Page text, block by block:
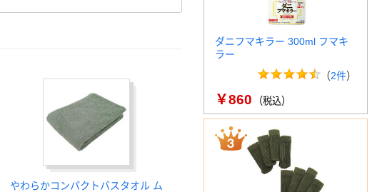
やわらかコンパクトバスタオル ム
ダニフマキラー 300ml フマキ
ラー
（2件）
￥860 （税込）